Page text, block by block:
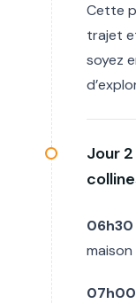
Cette
trajet
soyez
Jour 2
maison